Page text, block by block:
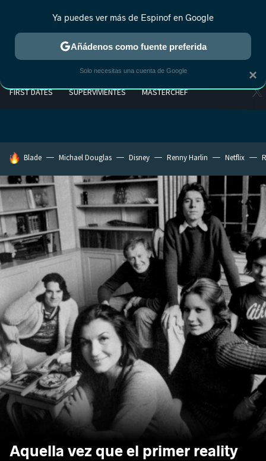
FIRST DATES SUPERVIVIENTES MASTERCHEF
HOY SE HABLA DE
Blade Michael Douglas Disney Renny Harlin Netflix
Aquella vez que el primer reality
×
Ya puedes ver más de Espinof en Google
Añádenos como fuente preferida
Solo necesitas una cuenta de Google